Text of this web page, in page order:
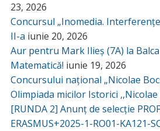
23, 2026
Concursul „Inomedia.
II-a iunie 20, 2026
Aur pentru Mark Ilieș (7A) la
Matematică! iunie 19, 2026
Concursului național „Nicolae
Olimpiada micilor Istorici ,,Nicolae
[RUNDA 2] Anunț de selecție
ERASMUS+2025-1-RO01-KA121-